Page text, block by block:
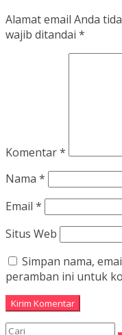
Alamat email Anda
wajib ditandai *
Komentar*
Nama *
Email *
Situs Web
Simpan nama,
peramban ini untuk